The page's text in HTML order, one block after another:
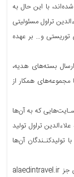
با این حال به
تراول مسئولیتی
و… بر عهده
بسته‌های هدیه،
مجموعه‌های همکار از
که به آن‌ها
تراول تولید
تولیدکنـندگان آن‌ها
9-وب‌سایت علاءالدین تراول پایگاه اینترنتی دیگری جز alaedintravel.ir